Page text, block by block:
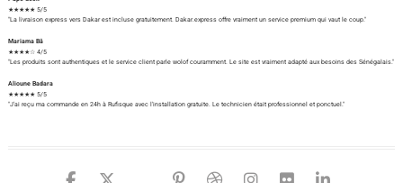
★★★★★ 5/5
"La livraison express vers Dakar est incluse gratuitement. Dakar.express offre vraiment un service premium qui vaut le coup."
Mariama Bâ
★★★★☆ 4/5
"Les produits sont authentiques et le service client parle wolof couramment. Le site est vraiment adapté aux besoins des Sénégalais."
Alioune Badara
★★★★★ 5/5
"J'ai reçu ma commande en 24h à Rufisque avec l'installation gratuite. Le technicien était professionnel et ponctuel."
facebook
twitter
google
pinterest
dribbble
instagram
flickr